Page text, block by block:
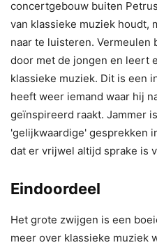
concertgebouw buiten
van klassieke muziek houdt,
naar te luisteren. Vermeulen
door met de jongen en leert
klassieke muziek. Dit is een
heeft weer iemand waar hij
geïnspireerd raakt. Jammer
'gelijkwaardige' gesprekken
dat er vrijwel altijd sprake is
Eindoordeel
Het grote zwijgen is een
meer over klassieke muziek